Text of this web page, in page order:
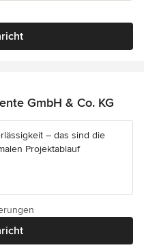
GmbH & Co. KG
– das sind die
Projektablauf